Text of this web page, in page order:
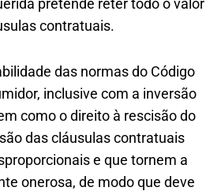
pretende reter todo o valor
contratuais.
das normas do Código
inclusive com a inversão
como o direito à rescisão do
das cláusulas contratuais
e que tornem a
onerosa, de modo que deve